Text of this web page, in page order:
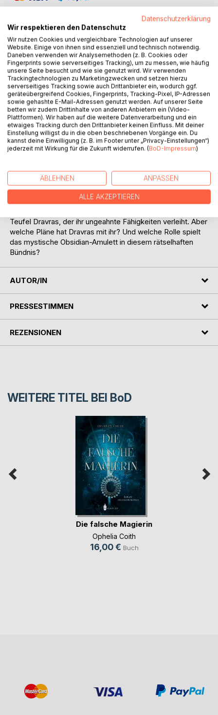
BESCHREIBUNG
Die 15-jährige Ara würde alles tun, um ihren kleinen Bruder
Nuel zu beschützen. Er ist eines der verhassten
Wechselbälger, die von Menschen gnadenlos verfolgt und
getötet werden.
Sie muss ihn unter Deck eines Piratenschiffs verstecken,
während sie sich selbst als Schiffsjunge ausgibt, um in der
von Magiern beherrschten Stadt Blessam Zuflucht zu
finden.
Amulett findet, scheint es perfekt, um ihren Neubeginn zu
finanzieren. Doch mit dem Diebstahl entfesselt Ara nicht
nur düstere Mächte, denn kurz darauf schwebt auch das
Leben ihres Bruders in Gefahr.
Teufel Dravras, der ihr ungeahnte Fähigkeiten verleiht. Aber
welche Pläne hat Dravras mit ihr? Und welche Rolle spielt
das mystische Obsidian-Amulett in diesem rätselhaften
Bündnis?
AUTOR/IN
PRESSESTIMMEN
REZENSIONEN
WEITERE TITEL BEI BoD
Die falsche Magierin
Ophelia Coith
16,00 € Buch
Datenschutzerklärung
Wir respektieren den Datenschutz
Wir nutzen Cookies und vergleichbare Technologien auf unserer
Website. Einige von ihnen sind essenziell und technisch notwendig.
Daneben verwenden wir Analysemethoden (z. B. Cookies oder
Fingerprints sowie serverseitiges Tracking), um zu messen, wie häufig
unsere Seite besucht und wie sie genutzt wird. Wir verwenden
Trackingtechnologien zu Marketingzwecken und setzen hierzu
serverseitiges Tracking sowie auch Drittanbieter ein, wodurch ggf.
geräteübergreifend Cookies, Fingerprints, Tracking-Pixel, IP-Adressen
sowie gehashte E-Mail-Adressen genutzt werden. Auf unserer Seite
betten wir zudem Drittinhalte von anderen Anbietern ein (Video-
Plattformen). Wir haben auf die weitere Datenverarbeitung und ein
etwaiges Tracking durch den Drittanbieter keinen Einfluss. Mit deiner
Einstellung willigst du in die oben beschriebenen Vorgänge ein. Du
kannst deine Einwilligung (z. B. im Footer unter „Privacy-Einstellungen“)
jederzeit mit Wirkung für die Zukunft widerrufen. (BoD-Impressum)
ABLEHNEN ANPASSEN
ALLE AKZEPTIEREN